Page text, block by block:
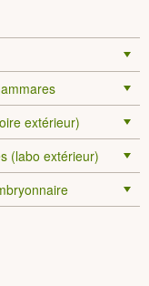
extérieur)
(labo extérieur)